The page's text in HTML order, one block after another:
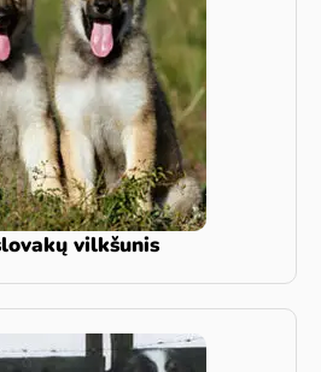
vilkšunis